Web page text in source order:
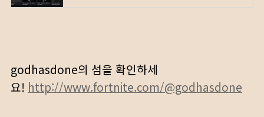
godhasdone의 섬을 확인하세
요! http://www.fortnite.com/@godhasdone